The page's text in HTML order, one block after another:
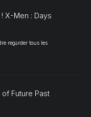
X-Men : Days
regarder tous les
Future Past